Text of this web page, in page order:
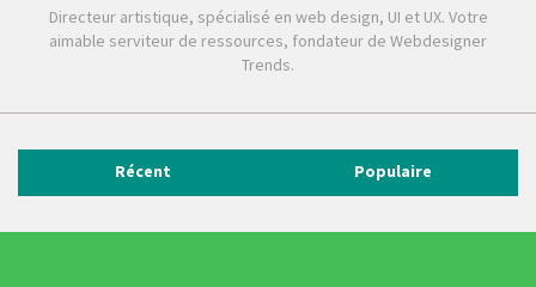
Directeur artistique, spécialisé en web design, UI et UX. Votre
aimable serviteur de ressources, fondateur de Webdesigner
Trends.
Récent Populaire